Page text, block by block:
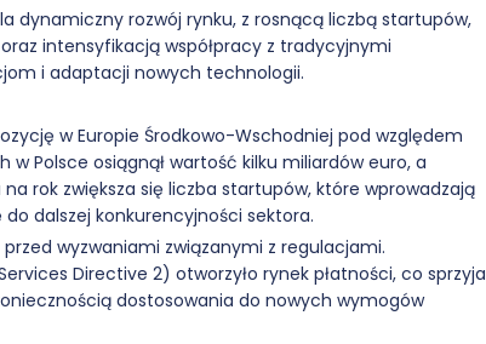
dynamiczny rozwój rynku, z rosnącą liczbą startupów,
intensyfikacją współpracy z tradycyjnymi
i adaptacji nowych technologii.
w Europie Środkowo-Wschodniej pod względem
Polsce osiągnął wartość kilku miliardów euro, a
rok zwiększa się liczba startupów, które wprowadzają
dalszej konkurencyjności sektora.
wyzwaniami związanymi z regulacjami.
Directive 2) otworzyło rynek płatności, co sprzyja
dostosowania do nowych wymogów